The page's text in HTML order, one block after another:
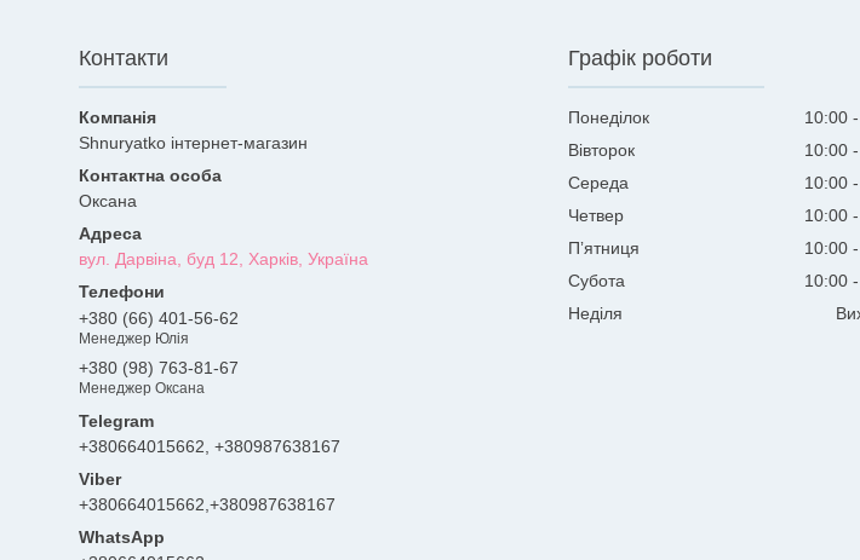
Контакти
Shnuryatko інтернет-магазин
Оксана
вул. Дарвіна, буд 12, Харків, Україна
+380 (66) 401-56-62
Менеджер Юлія
+380 (98) 763-81-67
Менеджер Оксана
+380664015662, +380987638167
+380664015662,+380987638167
Графік роботи
Понеділок 10:00
Вівторок
10:00
Середа
10:00
Четвер
10:00
Пʼятниця
10:00
Субота
10:00
Неділя